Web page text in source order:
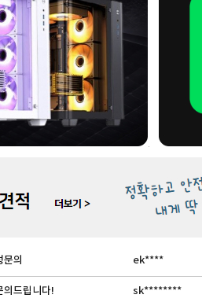
의 ek****
의드립니다! sk********